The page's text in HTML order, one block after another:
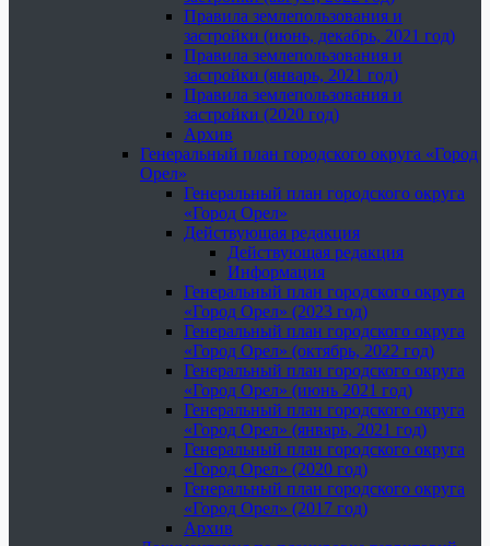
Правила землепользования и
застройки (июнь, декабрь, 2021 год)
Правила землепользования и
застройки (январь, 2021 год)
Правила землепользования и
застройки (2020 год)
Архив
Генеральный план городского округа «Город
Орел»
Генеральный план городского округа
«Город Орел»
Действующая редакция
Действующая редакция
Информация
Генеральный план городского округа
«Город Орел» (2023 год)
Генеральный план городского округа
«Город Орел» (октябрь, 2022 год)
Генеральный план городского округа
«Город Орел» (июнь 2021 год)
Генеральный план городского округа
«Город Орел» (январь, 2021 год)
Генеральный план городского округа
«Город Орел» (2020 год)
Генеральный план городского округа
«Город Орел» (2017 год)
Архив